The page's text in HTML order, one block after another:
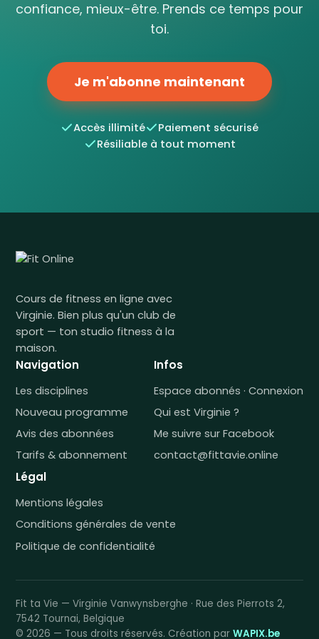
confiance, mieux-être. Prends ce temps pour
toi.
Je m'abonne maintenant
Accès illimité
Paiement sécurisé
Résiliable à tout moment
Cours de fitness en ligne avec
Virginie. Bien plus qu'un club de
sport — ton studio fitness à la
maison.
Navigation
Les disciplines
Nouveau programme
Avis des abonnées
Tarifs & abonnement
Infos
Espace abonnés · Connexion
Qui est Virginie ?
Me suivre sur Facebook
contact@fittavie.online
Légal
Mentions légales
Conditions générales de vente
Politique de confidentialité
Fit ta Vie — Virginie Vanwynsberghe · Rue des Pierrots 2,
7542 Tournai, Belgique
© 2026 — Tous droits réservés. Création par WAPIX.be